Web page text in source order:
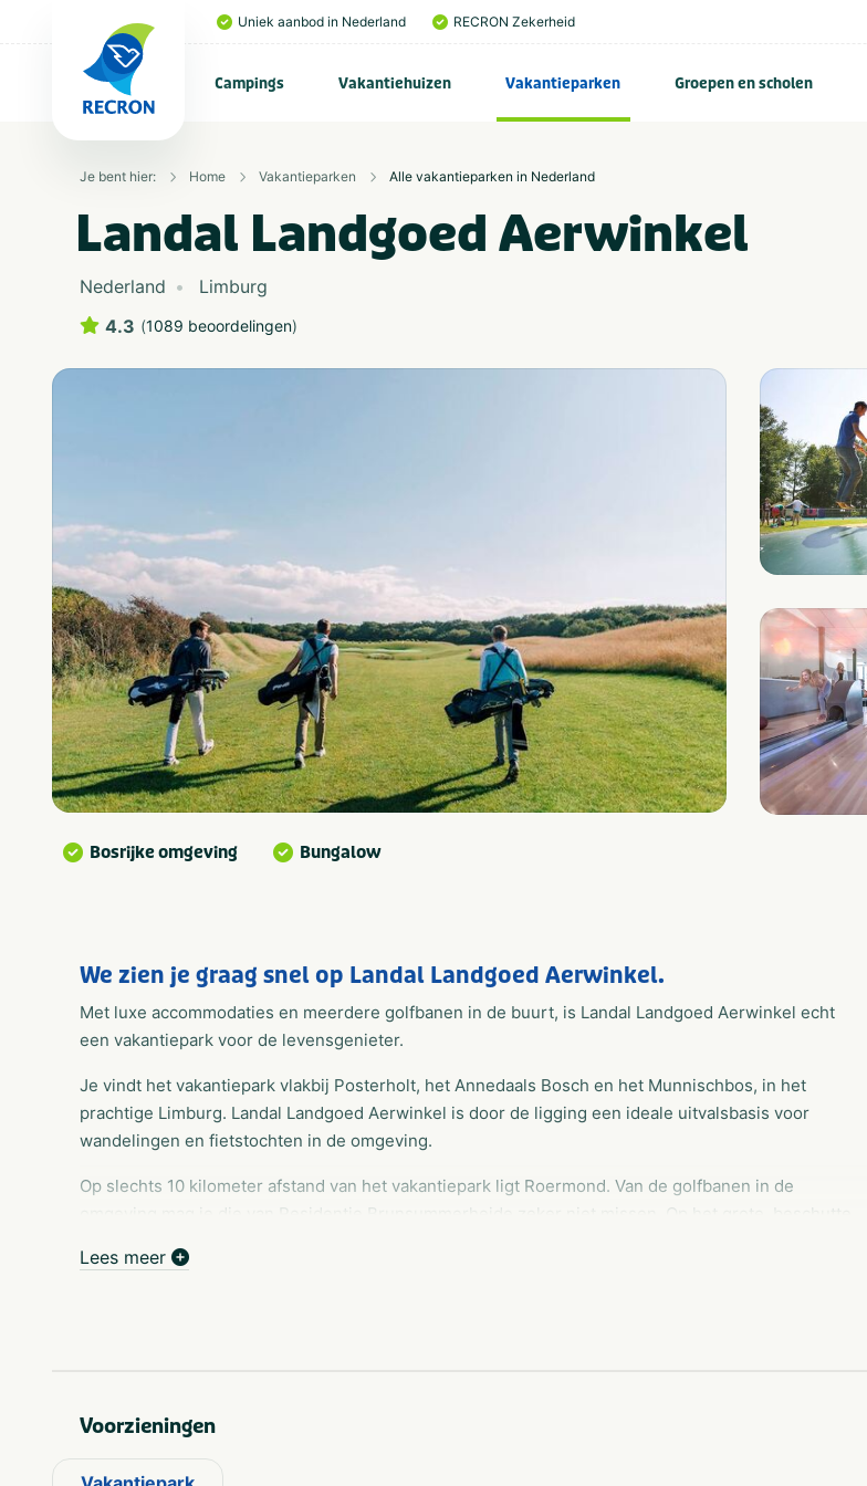
Uniek aanbod in Nederland RECRON Zekerheid
Campings Vakantiehuizen Vakantieparken Groepen en scholen
Je bent hier: Home Vakantieparken Alle vakantieparken in Nederland
Landal Landgoed Aerwinkel
Nederland
Limburg
4.3 (1089 beoordelingen)
Bosrijke omgeving Bungalow
We zien je graag snel op Landal Landgoed Aerwinkel.
Met luxe accommodaties en meerdere golfbanen in de buurt, is Landal Landgoed Aerwinkel echt
een vakantiepark voor de levensgenieter.
Je vindt het vakantiepark vlakbij Posterholt, het Annedaals Bosch en het Munnischbos, in het
prachtige Limburg. Landal Landgoed Aerwinkel is door de ligging een ideale uitvalsbasis voor
wandelingen en fietstochten in de omgeving.
Op slechts 10 kilometer afstand van het vakantiepark ligt Roermond. Van de golfbanen in de
omgeving mag je die van Residentie Brunsummerheide zeker niet missen. Op het grote, beschutte
overdekt zwembad.
verkennen met de ontdekbox. Doe samen leuke opdrachten en kom alles te weten over de dieren,
bomen en planten die op en rond het park leven.
Lees meer
Voorzieningen